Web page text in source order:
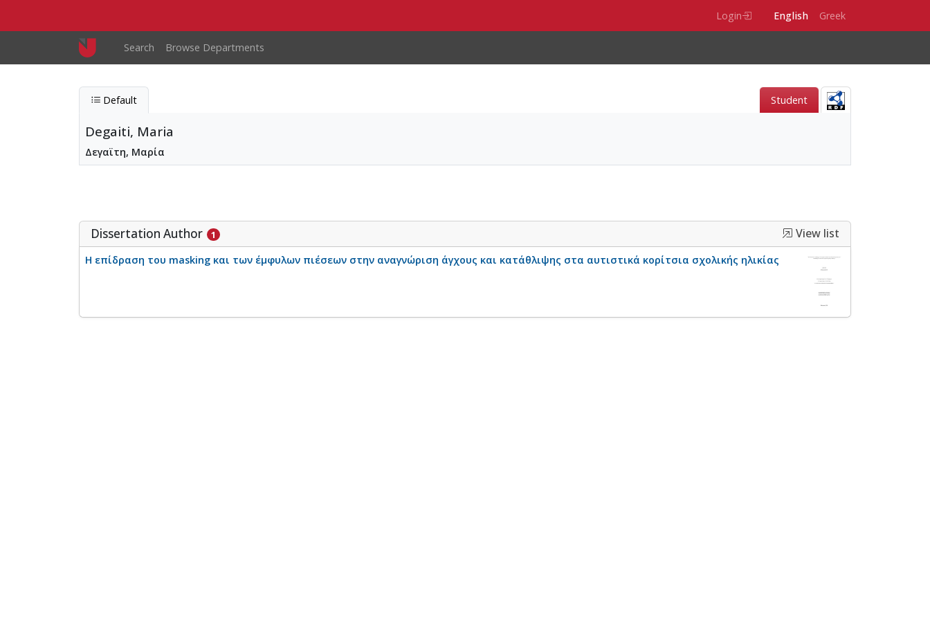
Login English Greek
Main navigation
Search Browse Departments
Default Student
Degaiti, Maria
Δεγαϊτη, Μαρία
Entity type Person
Dissertation Author 1 View list
Η επίδραση του masking και των έμφυλων πιέσεων στην αναγνώριση άγχους και κατάθλιψης στα αυτιστικά κορίτσια σχολικής ηλικίας